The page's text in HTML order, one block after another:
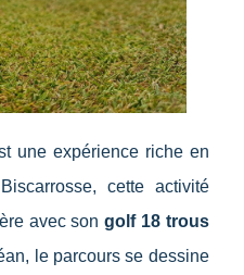
une expérience riche en
cette activité
avec songolf 18 trous
le parcours se dessine